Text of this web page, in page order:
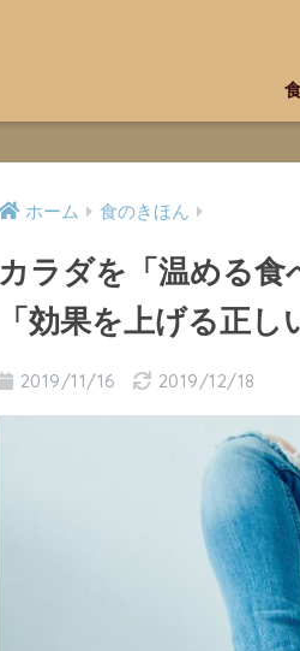
ホーム 食のきほん
カラダを「温める食
「効果を上げる正し
2019/11/16 2019/12/18